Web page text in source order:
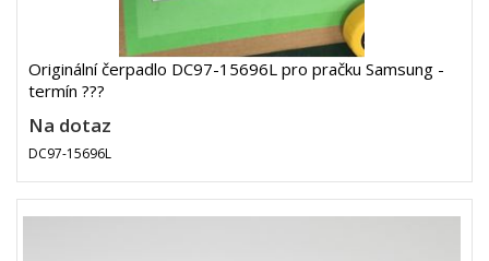
Originální čerpadlo DC97-15696L pro pračku Samsung -
termín ???
Na dotaz
DC97-15696L